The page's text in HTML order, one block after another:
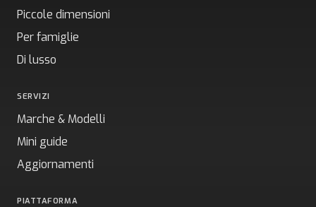
Piccole dimensioni
Per famiglie
Di lusso
SERVIZI
Marche & Modelli
Mini guide
Aggiornamenti
PIATTAFORMA